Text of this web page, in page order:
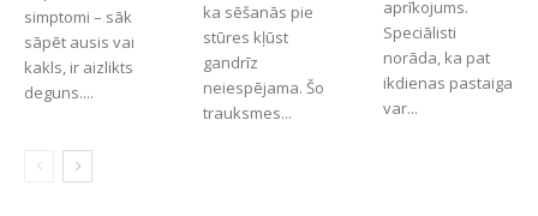
simptomi – sāk
sāpēt ausis vai
kakls, ir aizlikts
deguns....
ka sēšanās pie
stūres kļūst
gandrīz
neiespējama. Šo
trauksmes...
aprīkojums.
Speciālisti
norāda, ka pat
ikdienas pastaiga
var...